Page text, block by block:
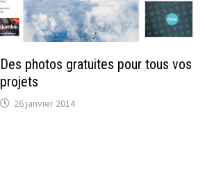
Des photos gratuites pour tous vos
projets
26 janvier 2014